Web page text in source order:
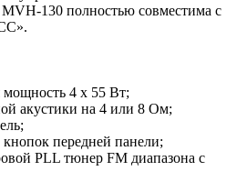
130 полностью совместима с
4 х 55 Вт;
акустики на 4 или 8 Ом;
передней панели;
PLL тюнер FM диапазона с